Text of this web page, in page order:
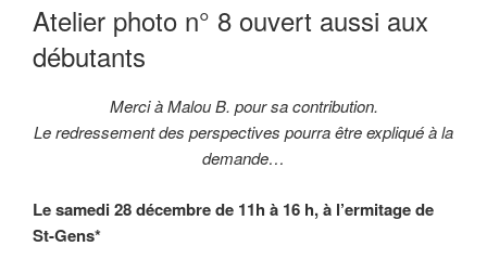
Atelier photo n° 8 ouvert aussi aux
débutants
Merci à Malou B. pour sa contribution.
Le redressement des perspectives pourra être expliqué à la
demande…
Le samedi 28 décembre de 11h à 16 h, à l’ermitage de
St-Gens*